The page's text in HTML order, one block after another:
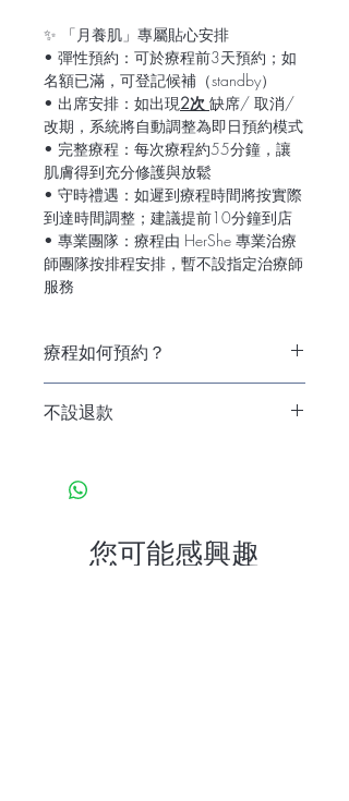
✨ 「月養肌」專屬貼心安排
• 彈性預約：可於療程前3天預約；如
名額已滿，可登記候補（standby）
• 出席安排：如出現2次 缺席/ 取消/
改期，系統將自動調整為即日預約模式
• 完整療程：每次療程約55分鐘，讓
肌膚得到充分修護與放鬆
• 守時禮遇：如遲到療程時間將按實際
到達時間調整；建議提前10分鐘到店
• 專業團隊：療程由 HerShe 專業治療
師團隊按排程安排，暫不設指定治療師
服務
療程如何預約？
WhatsApp，HerShe會有工作人員聯絡
不設退款
款及細則（本計劃不設退款）
您可能感興趣